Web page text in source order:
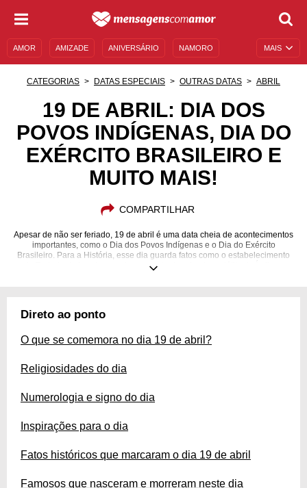
MAIS
AMOR AMIZADE ANIVERSÁRIO NAMORO
MENSAGENS E FRASES MENSAGENS DE ANIVERSÁRIO
ENTRETENIMENTO FAMOSOS BÍBLIA
CATEGORIAS DATAS ESPECIAIS OUTRAS DATAS ABRIL
19 DE ABRIL: DIA DOS
POVOS INDÍGENAS, DIA DO
EXÉRCITO BRASILEIRO E
MUITO MAIS!
COMPARTILHAR
Apesar de não ser feriado, 19 de abril é uma data cheia de acontecimentos
importantes, como o Dia dos Povos Indígenas e o Dia do Exército
Brasileiro. Para a História, esse dia guarda fatos como o estabelecimento
do Tratado de Londres e o lançamento do primeiro satélite da Índia, o
parabéns. Esses conteúdos e muito mais você encontra na nossa página
Direto ao ponto
O que se comemora no dia 19 de abril?
Religiosidades do dia
Numerologia e signo do dia
Inspirações para o dia
Fatos históricos que marcaram o dia 19 de abril
Famosos que nasceram e morreram neste dia